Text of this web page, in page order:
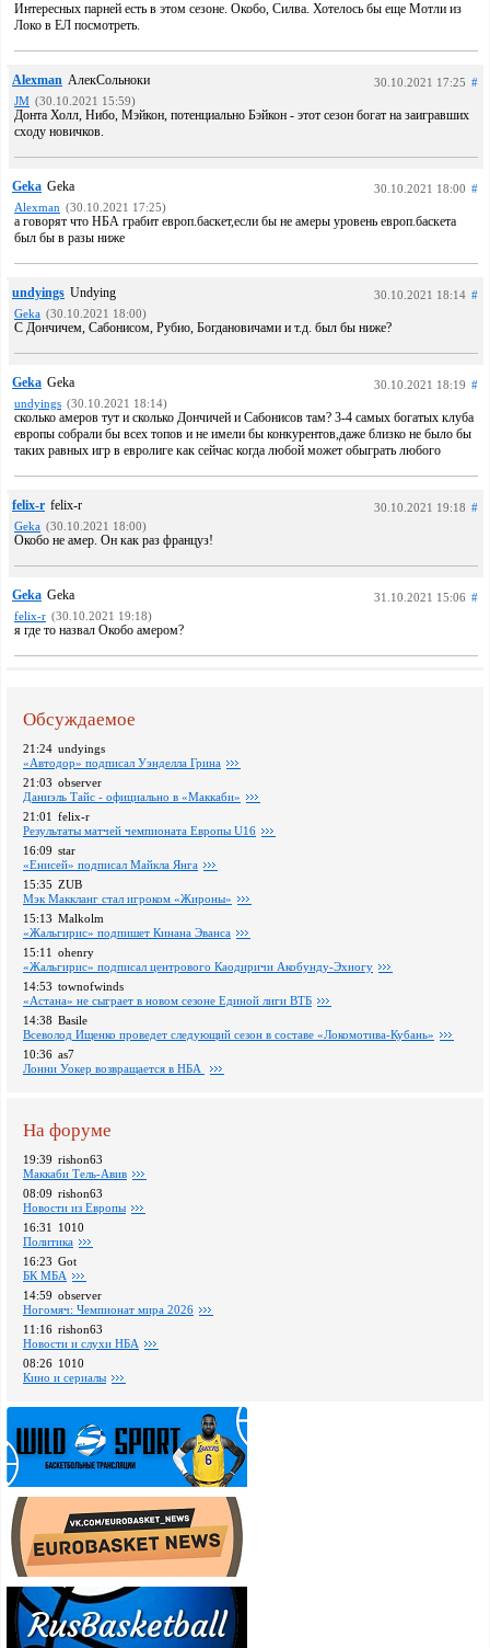
Интересных парней есть в этом сезоне. Окобо, Силва. Хотелось бы еще Мотли из
Локо в ЕЛ посмотреть.
Alexman АлекСольноки 30.10.2021 17:25 #
JM (30.10.2021 15:59)
Донта Холл, Нибо, Мэйкон, потенциально Бэйкон - этот сезон богат на заигравших
сходу новичков.
Geka Geka 30.10.2021 18:00 #
Alexman (30.10.2021 17:25)
а говорят что НБА грабит европ.баскет,если бы не амеры уровень европ.баскета
был бы в разы ниже
undyings Undying 30.10.2021 18:14 #
Geka (30.10.2021 18:00)
С Дончичем, Сабонисом, Рубио, Богдановичами и т.д. был бы ниже?
Geka Geka 30.10.2021 18:19 #
undyings (30.10.2021 18:14)
сколько амеров тут и сколько Дончичей и Сабонисов там? 3-4 самых богатых клуба
европы собрали бы всех топов и не имели бы конкурентов,даже близко не было бы
таких равных игр в евролиге как сейчас когда любой может обыграть любого
felix-r felix-r 30.10.2021 19:18 #
Geka (30.10.2021 18:00)
Окобо не амер. Он как раз француз!
Geka Geka 31.10.2021 15:06 #
felix-r (30.10.2021 19:18)
я где то назвал Окобо амером?
Обсуждаемое
21:24 undyings
«Автодор» подписал Уэнделла Грина
21:03 observer
Даниэль Тайс - официально в «Маккаби»
21:01 felix-r
Pезультаты матчей чемпионата Европы U16
16:09 star
«Енисей» подписал Майкла Янга
15:35 ZUB
Мэк Маккланг стал игроком «Жироны»
15:13 Malkolm
«Жальгирис» подпишет Кинана Эванса
15:11 ohenry
«Жальгирис» подписал центрового Каодиричи Акобунду-Эхиогу
14:53 townofwinds
«Астана» не сыграет в новом сезоне Единой лиги ВТБ
14:38 Basile
Всеволод Ищенко проведет следующий сезон в составе «Локомотива-Кубань»
10:36 as7
Лонни Уокер возвращается в НБА
На форуме
19:39 rishon63
Маккаби Тель-Авив
08:09 rishon63
Новости из Европы
16:31
1010
Политика
16:23 Got
БК МБА
14:59 observer
Ногомяч: Чемпионат мира 2026
11:16 rishon63
Новости и слухи НБА
08:26 1010
Кино и сериалы